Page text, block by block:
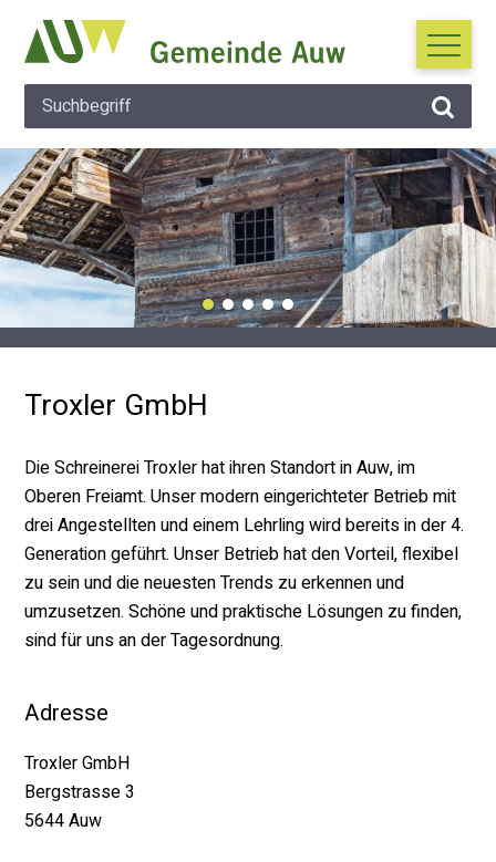
Navigieren in Auw
Schnellnavigation
Suche
Suchbegriff
Suche
Troxler GmbH
Die Schreinerei Troxler hat ihren Standort in Auw, im
Oberen Freiamt. Unser modern eingerichteter Betrieb mit
drei Angestellten und einem Lehrling wird bereits in der 4.
Generation geführt. Unser Betrieb hat den Vorteil, flexibel
zu sein und die neuesten Trends zu erkennen und
umzusetzen. Schöne und praktische Lösungen zu finden,
sind für uns an der Tagesordnung.
Adresse
Troxler GmbH
Bergstrasse 3
5644 Auw